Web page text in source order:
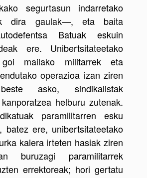
segurtasun indarretako
dira gaulak—, eta baita
Batuak eskuin
ere. Unibertsitateetako
goi mailako militarrek eta
operazioa izan ziren
asko, sindikalistak
helburu zutenak.
paramilitarren esku
batez ere, unibertsitateetako
kalera irteten hasiak ziren
buruzagi paramilitarrek
errektoreak; hori gertatu